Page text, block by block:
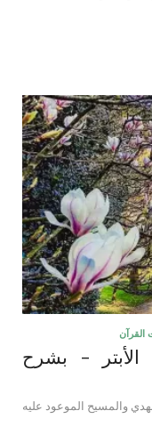
القرآن
– بشرح
والمسيح الموعود عليه